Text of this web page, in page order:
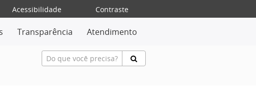
Acessibilidade
Contraste
Transparência Atendimento